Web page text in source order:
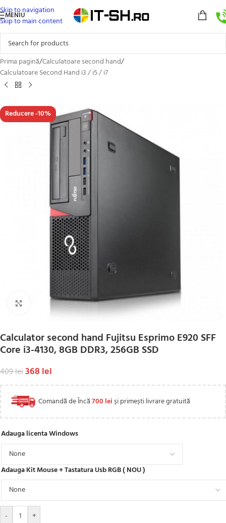
Skip to navigation
Skip to main content
MENIU
Prima pagină/Calculatoare second hand/
Calculatoare Second Hand i3 / i5 / i7
Reducere -10%
Click to enlarge
Calculator second hand Fujitsu Esprimo E920 SFF
Core i3-4130, 8GB DDR3, 256GB SSD
409lei368 lei
Comandă de Încă700 leiși primești livrare gratuită
Adauga licenta Windows
Adauga Kit Mouse + Tastatura Usb RGB ( NOU )
- +